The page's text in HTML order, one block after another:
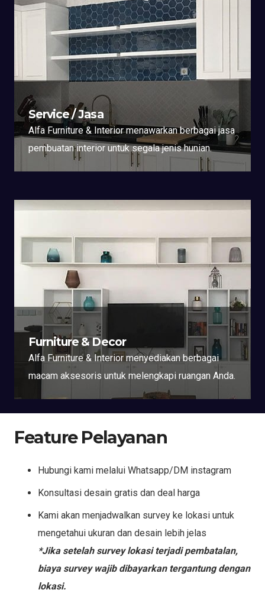
Service / Jasa
Alfa Furniture & Interior menawarkan berbagai jasa
pembuatan interior untuk segala jenis hunian.
Furniture & Decor
Alfa Furniture & Interior menyediakan berbagai
macam aksesoris untuk melengkapi ruangan Anda.
Feature Pelayanan
Hubungi kami melalui Whatsapp/DM instagram
Konsultasi desain gratis dan deal harga
Kami akan menjadwalkan survey ke lokasi untuk
mengetahui ukuran dan desain lebih jelas
*Jika setelah survey lokasi terjadi pembatalan,
biaya survey wajib dibayarkan tergantung dengan
lokasi.